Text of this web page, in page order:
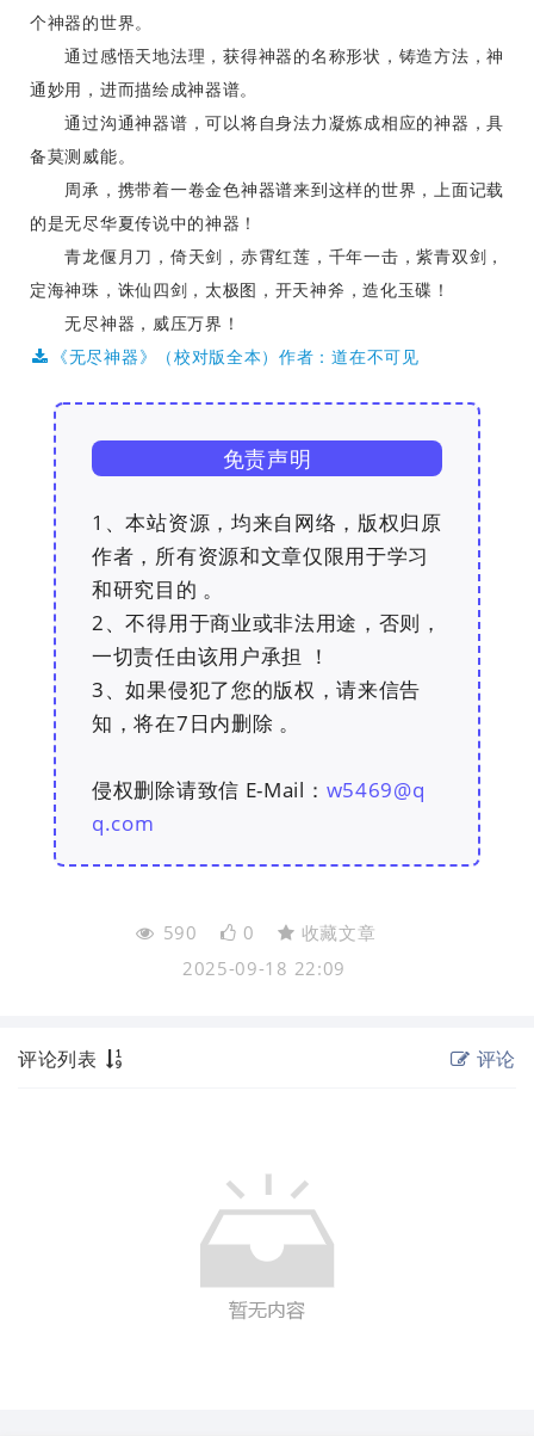
个神器的世界。
通过感悟天地法理，获得神器的名称形状，铸造方法，神
通妙用，进而描绘成神器谱。
通过沟通神器谱，可以将自身法力凝炼成相应的神器，具
备莫测威能。
周承，携带着一卷金色神器谱来到这样的世界，上面记载
的是无尽华夏传说中的神器！
青龙偃月刀，倚天剑，赤霄红莲，千年一击，紫青双剑，
定海神珠，诛仙四剑，太极图，开天神斧，造化玉碟！
无尽神器，威压万界！
《无尽神器》（校对版全本）作者：道在不可见
免责声明
1、本站资源，均来自网络，版权归原
作者，所有资源和文章仅限用于学习
和研究目的 。
2、不得用于商业或非法用途，否则，
一切责任由该用户承担 ！
3、如果侵犯了您的版权，请来信告
知，将在7日内删除 。
侵权删除请致信 E-Mail： w5469@q
q.com
590 0
收藏文章
2025-09-18 22:09
评论列表 评论